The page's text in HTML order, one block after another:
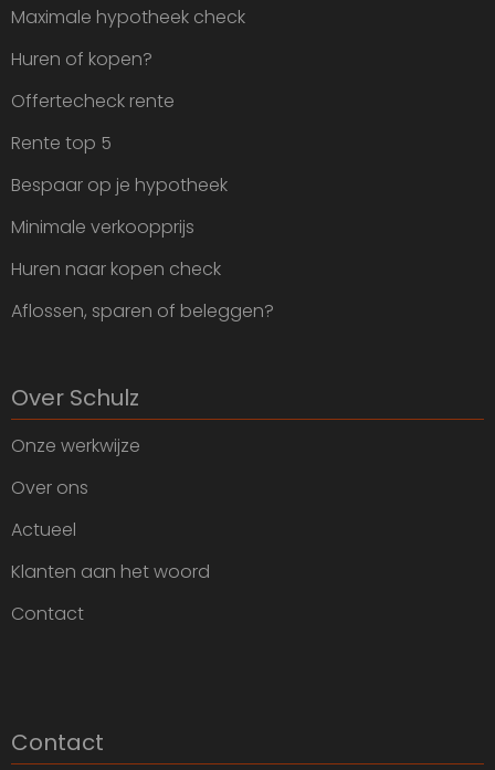
Maximale hypotheek check
Huren of kopen?
Offertecheck rente
Rente top 5
Bespaar op je hypotheek
Minimale verkoopprijs
Huren naar kopen check
Aflossen, sparen of beleggen?
Over Schulz
Onze werkwijze
Over ons
Actueel
Klanten aan het woord
Contact
Contact